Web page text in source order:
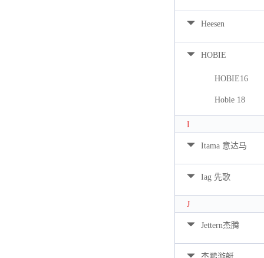
Heesen
HOBIE
HOBIE16
Hobie 18
I
Itama 意达马
Iag 先歌
J
Jettern杰腾